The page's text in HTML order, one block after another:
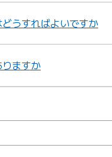
うすればよいですか
ますか